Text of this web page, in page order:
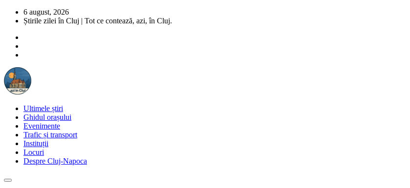
6 august, 2026
Știrile zilei în Cluj | Tot ce contează, azi, în Cluj.
Ultimele știri
Ghidul orașului
Evenimente
Trafic și transport
Instituții
Locuri
Despre Cluj-Napoca